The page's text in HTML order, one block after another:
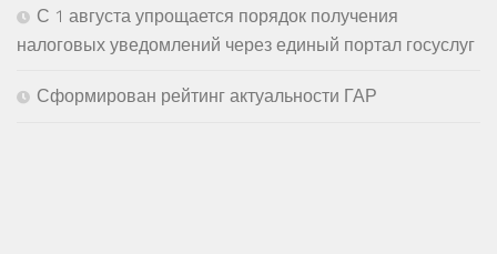
С 1 августа упрощается порядок получения
налоговых уведомлений через единый портал госуслуг
Сформирован рейтинг актуальности ГАР